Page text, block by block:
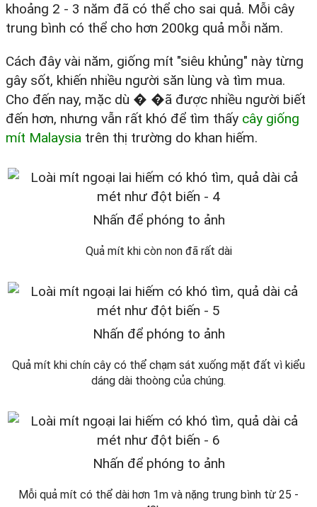
khoảng 2 - 3 năm đã có thể cho sai quả. Mỗi cây
trung bình có thể cho hơn 200kg quả mỗi năm.
Cách đây vài năm, giống mít "siêu khủng" này từng
gây sốt, khiến nhiều người săn lùng và tìm mua.
Cho đến nay, mặc dù � �ã được nhiều người biết
đến hơn, nhưng vẫn rất khó để tìm thấy cây giống
mít Malaysia trên thị trường do khan hiếm.
Nhấn để phóng to ảnh
Quả mít khi còn non đã rất dài
Nhấn để phóng to ảnh
Quả mít khi chín cây có thể chạm sát xuống mặt đất vì kiểu
dáng dài thoòng của chúng.
Nhấn để phóng to ảnh
Mỗi quả mít có thể dài hơn 1m và nặng trung bình từ 25 -